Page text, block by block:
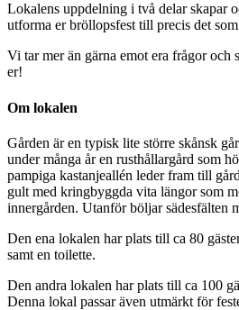
Lokalens uppdelning i två delar skapar
utforma er bröllopsfest till precis det
Vi tar mer än gärna emot era frågor och
er!
Om lokalen
Gården är en typisk lite större skånsk
under många år en rusthållargård som
pampiga kastanjeallén leder fram till
gult med kringbyggda vita längor som
innergården. Utanför böljar sädesfälten
Den ena lokalen har plats till ca 80
samt en toilette.
Den andra lokalen har plats till ca 100
Denna lokal passar även utmärkt för